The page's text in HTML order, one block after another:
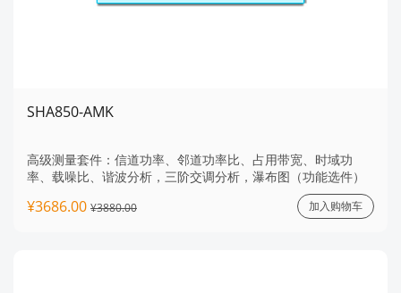
SHA850-AMK
高级测量套件：信道功率、邻道功率比、占用带宽、时域功
率、载噪比、谐波分析，三阶交调分析，瀑布图（功能选件）
¥3686.00 ¥3880.00 加入购物车